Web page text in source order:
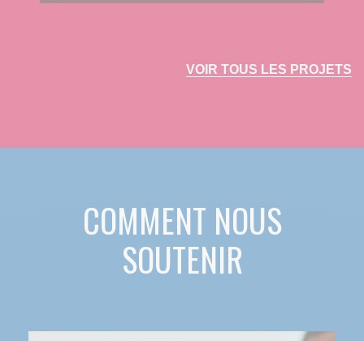
VOIR TOUS LES PROJETS
COMMENT NOUS
SOUTENIR